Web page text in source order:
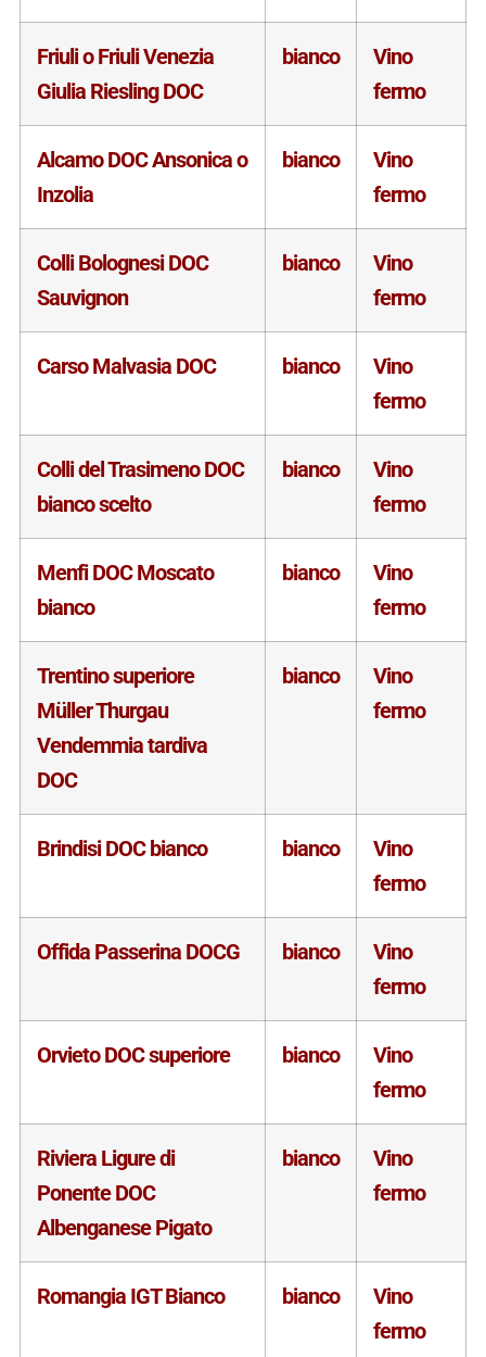
Friuli o Friuli Venezia
Giulia Riesling DOC
bianco
Vino
fermo
Alcamo DOC Ansonica o
Inzolia
bianco
Vino
fermo
Colli Bolognesi DOC
Sauvignon
bianco
Vino
fermo
Carso Malvasia DOC bianco
Vino
fermo
Colli del Trasimeno DOC
bianco scelto
bianco
Vino
fermo
Menfi DOC Moscato
bianco
bianco
Vino
fermo
Trentino superiore
Müller Thurgau
Vendemmia tardiva
DOC
bianco
Vino
fermo
Brindisi DOC bianco bianco
Vino
fermo
Offida Passerina DOCG bianco
Vino
fermo
Orvieto DOC superiore bianco
Vino
fermo
Riviera Ligure di
Ponente DOC
Albenganese Pigato
bianco
Vino
fermo
Romangia IGT Bianco bianco
Vino
fermo